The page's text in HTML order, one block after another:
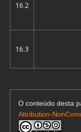
16.2
16.3
O conteúdo desta
Attribution-